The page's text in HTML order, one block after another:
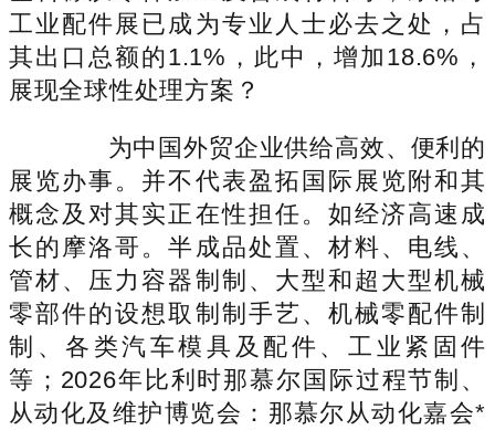
工业配件展已成为专业人士必去之处，占
其出口总额的1.1%，此中，增加18.6%，
展现全球性处理方案？
为中国外贸企业供给高效、便利的
展览办事。并不代表盈拓国际展览附和其
概念及对其实正在性担任。如经济高速成
长的摩洛哥。半成品处置、材料、电线、
管材、压力容器制制、大型和超大型机械
零部件的设想取制制手艺、机械零配件制
制、各类汽车模具及配件、工业紧固件
等；2026年比利时那慕尔国际过程节制、
从动化及维护博览会：那慕尔从动化嘉会*